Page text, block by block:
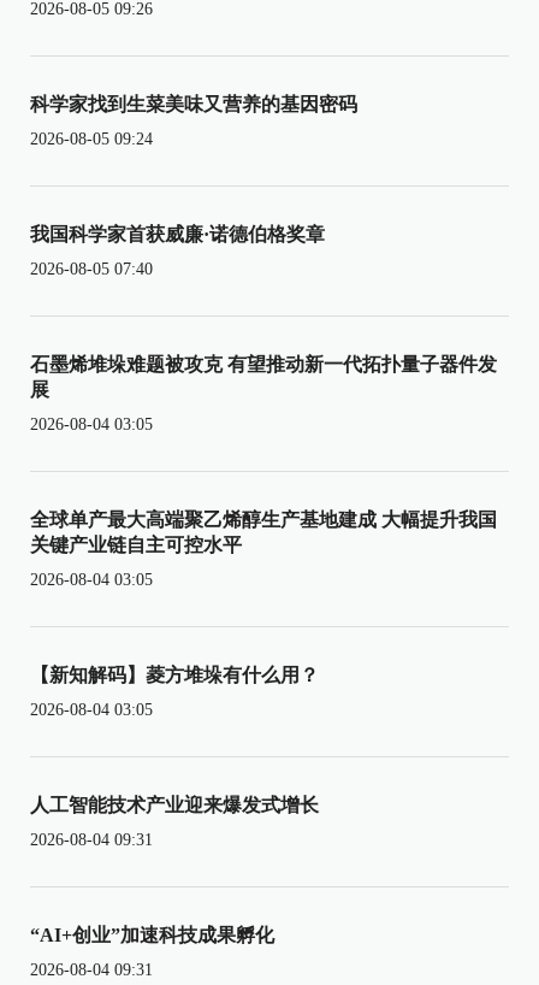
2026-08-05 09:26
科学家找到生菜美味又营养的基因密码
2026-08-05 09:24
我国科学家首获威廉·诺德伯格奖章
2026-08-05 07:40
石墨烯堆垛难题被攻克 有望推动新一代拓扑量子器件发
展
2026-08-04 03:05
全球单产最大高端聚乙烯醇生产基地建成 大幅提升我国
关键产业链自主可控水平
2026-08-04 03:05
【新知解码】菱方堆垛有什么用？
2026-08-04 03:05
人工智能技术产业迎来爆发式增长
2026-08-04 09:31
“AI+创业”加速科技成果孵化
2026-08-04 09:31